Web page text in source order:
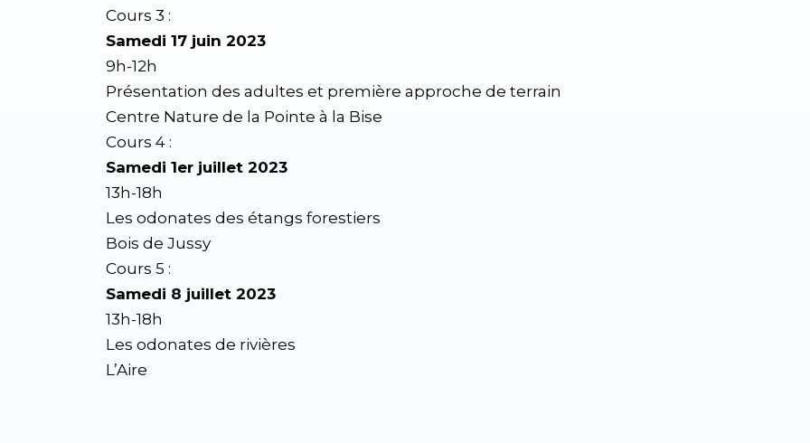
Cours 3 :
Samedi 17 juin 2023
9h-12h
Présentation des adultes et première approche de terrain
Centre Nature de la Pointe à la Bise
Cours 4 :
Samedi 1er juillet 2023
13h-18h
Les odonates des étangs forestiers
Bois de Jussy
Cours 5 :
Samedi 8 juillet 2023
13h-18h
Les odonates de rivières
L’Aire